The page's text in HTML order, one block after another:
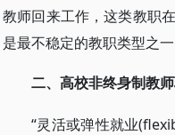
教师回来工作，这类教职
是最不稳定的教职类型之一
二、高校非终身制教
“灵活或弹性就业